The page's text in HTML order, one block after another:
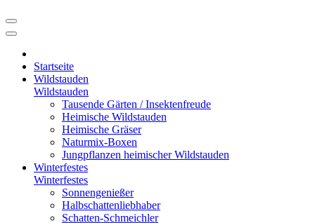
Startseite
Wildstauden
Wildstauden
Tausende Gärten / Insektenfreude
Heimische Wildstauden
Heimische Gräser
Naturmix-Boxen
Jungpflanzen heimischer Wildstauden
Winterfestes
Winterfestes
Sonnengenießer
Halbschattenliebhaber
Schatten-Schmeichler